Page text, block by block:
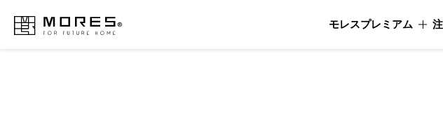
MORES モレスプレミアム モ